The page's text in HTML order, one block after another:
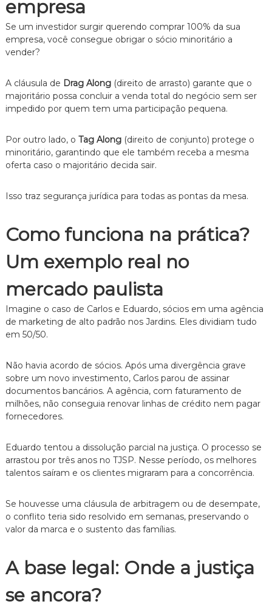
empresa
Se um investidor surgir querendo comprar 100% da sua
empresa, você consegue obrigar o sócio minoritário a
vender?
A cláusula de Drag Along(direito de arrasto) garante que o
majoritário possa concluir a venda total do negócio sem ser
impedido por quem tem uma participação pequena.
Por outro lado, o Tag Along(direito de conjunto) protege o
minoritário, garantindo que ele também receba a mesma
oferta caso o majoritário decida sair.
Isso traz segurança jurídica para todas as pontas da mesa.
Como funciona na prática?
Um exemplo real no
mercado paulista
Imagine o caso de Carlos e Eduardo, sócios em uma agência
de marketing de alto padrão nos Jardins. Eles dividiam tudo
em 50/50.
Não havia acordo de sócios. Após uma divergência grave
sobre um novo investimento, Carlos parou de assinar
documentos bancários. A agência, com faturamento de
milhões, não conseguia renovar linhas de crédito nem pagar
fornecedores.
Eduardo tentou a dissolução parcial na justiça. O processo se
arrastou por três anos no TJSP. Nesse período, os melhores
talentos saíram e os clientes migraram para a concorrência.
Se houvesse uma cláusula de arbitragem ou de desempate,
o conflito teria sido resolvido em semanas, preservando o
valor da marca e o sustento das famílias.
A base legal: Onde a justiça
se ancora?